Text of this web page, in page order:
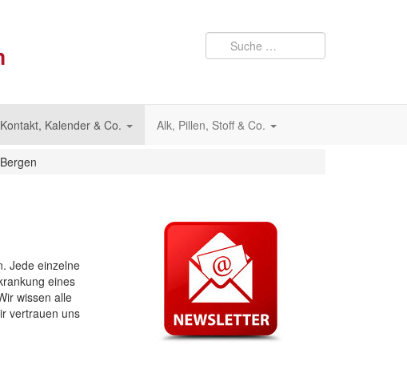
Kontakt, Kalender & Co. Alk, Pillen, Stoff & Co.
Bergen
Jede einzelne
eines
wissen alle
vertrauen uns